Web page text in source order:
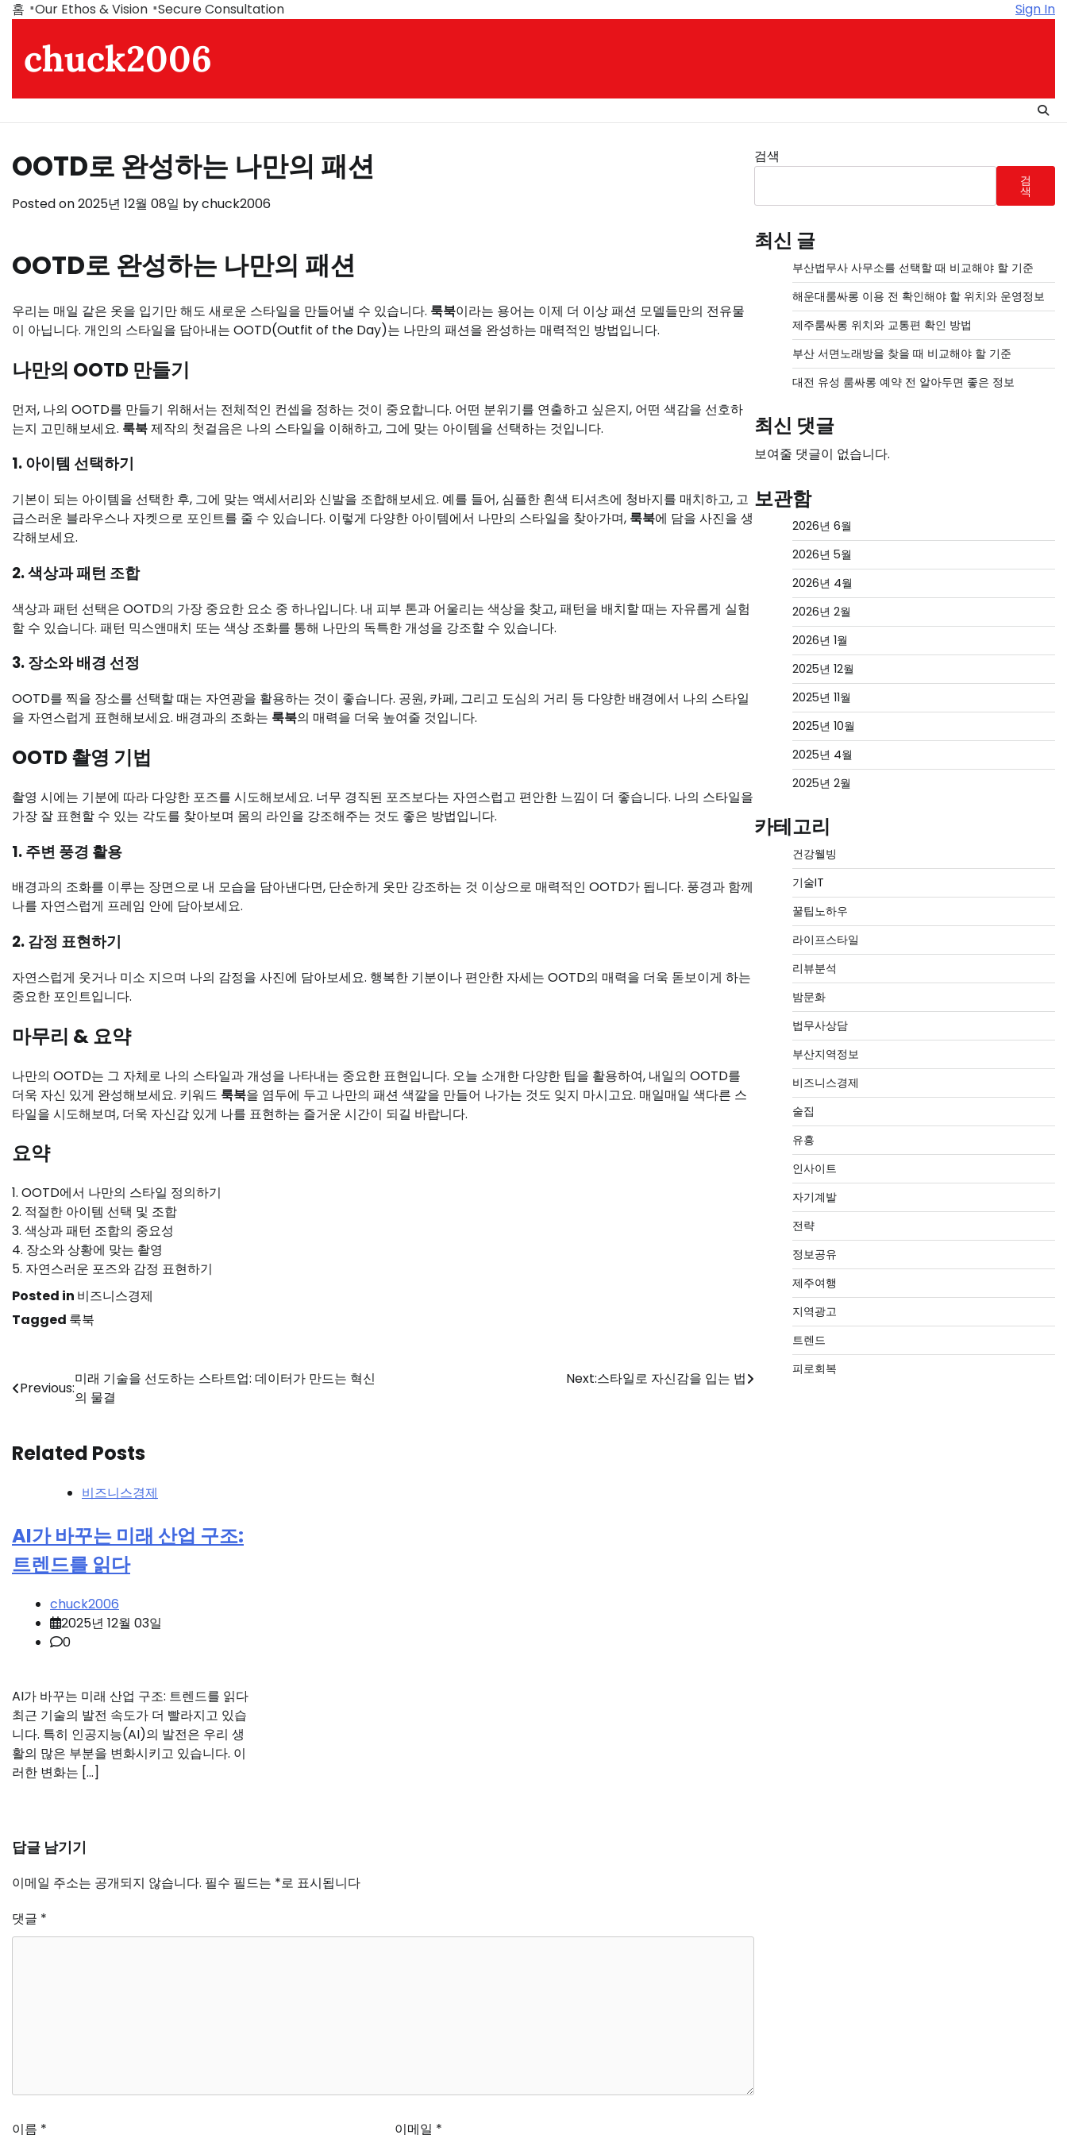
Skip
content
홈 Our Ethos & Vision Secure Consultation Sign In
chuck2006
OOTD로 완성하는 나만의 패션
Posted on2025년 12월 08일 bychuck2006
OOTD로 완성하는 나만의 패션
우리는 매일 같은 옷을 입기만 해도 새로운 스타일을 만들어낼 수 있습니다. 룩북이라는 용어는 이제 더 이상 패션 모델들만의 전유물
이 아닙니다. 개인의 스타일을 담아내는 OOTD(Outfit of the Day)는 나만의 패션을 완성하는 매력적인 방법입니다.
나만의 OOTD 만들기
먼저, 나의 OOTD를 만들기 위해서는 전체적인 컨셉을 정하는 것이 중요합니다. 어떤 분위기를 연출하고 싶은지, 어떤 색감을 선호하
는지 고민해보세요. 룩북제작의 첫걸음은 나의 스타일을 이해하고, 그에 맞는 아이템을 선택하는 것입니다.
1. 아이템 선택하기
기본이 되는 아이템을 선택한 후, 그에 맞는 액세서리와 신발을 조합해보세요. 예를 들어, 심플한 흰색 티셔츠에 청바지를 매치하고, 고
급스러운 블라우스나 자켓으로 포인트를 줄 수 있습니다. 이렇게 다양한 아이템에서 나만의 스타일을 찾아가며, 룩북에 담을 사진을 생
각해보세요.
2. 색상과 패턴 조합
색상과 패턴 선택은 OOTD의 가장 중요한 요소 중 하나입니다. 내 피부 톤과 어울리는 색상을 찾고, 패턴을 배치할 때는 자유롭게 실험
할 수 있습니다. 패턴 믹스앤매치 또는 색상 조화를 통해 나만의 독특한 개성을 강조할 수 있습니다.
3. 장소와 배경 선정
OOTD를 찍을 장소를 선택할 때는 자연광을 활용하는 것이 좋습니다. 공원, 카페, 그리고 도심의 거리 등 다양한 배경에서 나의 스타일
을 자연스럽게 표현해보세요. 배경과의 조화는 룩북의 매력을 더욱 높여줄 것입니다.
OOTD 촬영 기법
촬영 시에는 기분에 따라 다양한 포즈를 시도해보세요. 너무 경직된 포즈보다는 자연스럽고 편안한 느낌이 더 좋습니다. 나의 스타일을
가장 잘 표현할 수 있는 각도를 찾아보며 몸의 라인을 강조해주는 것도 좋은 방법입니다.
1. 주변 풍경 활용
배경과의 조화를 이루는 장면으로 내 모습을 담아낸다면, 단순하게 옷만 강조하는 것 이상으로 매력적인 OOTD가 됩니다. 풍경과 함께
나를 자연스럽게 프레임 안에 담아보세요.
2. 감정 표현하기
자연스럽게 웃거나 미소 지으며 나의 감정을 사진에 담아보세요. 행복한 기분이나 편안한 자세는 OOTD의 매력을 더욱 돋보이게 하는
중요한 포인트입니다.
마무리 & 요약
나만의 OOTD는 그 자체로 나의 스타일과 개성을 나타내는 중요한 표현입니다. 오늘 소개한 다양한 팁을 활용하여, 내일의 OOTD를
더욱 자신 있게 완성해보세요. 키워드 룩북을 염두에 두고 나만의 패션 색깔을 만들어 나가는 것도 잊지 마시고요. 매일매일 색다른 스
타일을 시도해보며, 더욱 자신감 있게 나를 표현하는 즐거운 시간이 되길 바랍니다.
요약
1. OOTD에서 나만의 스타일 정의하기
2. 적절한 아이템 선택 및 조합
3. 색상과 패턴 조합의 중요성
4. 장소와 상황에 맞는 촬영
5. 자연스러운 포즈와 감정 표현하기
Posted in 비즈니스경제
Tagged 룩북
글
색
Previous:
미래 기술을 선도하는 스타트업: 데이터가 만드는 혁신
의 물결
Next:스타일로 자신감을 입는 법
Related Posts
비즈니스경제
AI가 바꾸는 미래 산업 구조:
트렌드를 읽다
chuck2006
2025년 12월 03일
0
AI가 바꾸는 미래 산업 구조: 트렌드를 읽다
최근 기술의 발전 속도가 더 빨라지고 있습
니다. 특히 인공지능(AI)의 발전은 우리 생
활의 많은 부분을 변화시키고 있습니다. 이
러한 변화는 […]
답글 남기기
이메일 주소는 공개되지 않습니다. 필수 필드는 *로 표시됩니다
댓글 *
이름 * 이메일 *
검색
검
색
최신 글
부산법무사 사무소를 선택할 때 비교해야 할 기준
해운대룸싸롱 이용 전 확인해야 할 위치와 운영정보
제주룸싸롱 위치와 교통편 확인 방법
부산 서면노래방을 찾을 때 비교해야 할 기준
대전 유성 룸싸롱 예약 전 알아두면 좋은 정보
최신 댓글
보여줄 댓글이 없습니다.
보관함
2026년 6월
2026년 5월
2026년 4월
2026년 2월
2026년 1월
2025년 12월
2025년 11월
2025년 10월
2025년 4월
2025년 2월
카테고리
건강웰빙
기술IT
꿀팁노하우
라이프스타일
리뷰분석
밤문화
법무사상담
부산지역정보
비즈니스경제
술집
유흥
인사이트
자기계발
전략
정보공유
제주여행
지역광고
트렌드
피로회복